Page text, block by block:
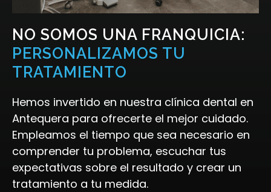
NO SOMOS UNA FRANQUICIA:
PERSONALIZAMOS TU
TRATAMIENTO
Hemos invertido en nuestra clínica dental en
Antequera para ofrecerte el mejor cuidado.
Empleamos el tiempo que sea necesario en
comprender tu problema, escuchar tus
expectativas sobre el resultado y crear un
tratamiento a tu medida.